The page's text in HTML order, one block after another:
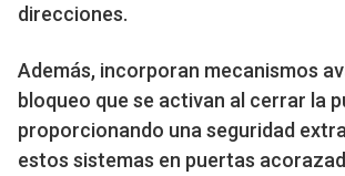
direcciones.
Además, incorporan mecanismos
bloqueo que se activan al cerrar la
proporcionando una seguridad
estos sistemas en puertas